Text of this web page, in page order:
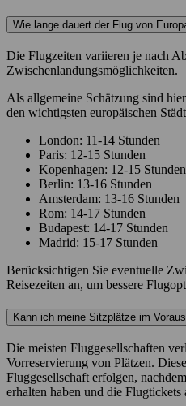
Wie lange dauert der Flug von
Die Flugzeiten variieren je nach
Zwischenlandungsmöglichkeiten.
Als allgemeine Schätzung sind
den wichtigsten europäischen
London: 11-14 Stunden
Paris: 12-15 Stunden
Kopenhagen: 12-15 Stunden
Berlin: 13-16 Stunden
Amsterdam: 13-16 Stunden
Rom: 14-17 Stunden
Budapest: 14-17 Stunden
Madrid: 15-17 Stunden
Berücksichtigen Sie eventuelle
Reisezeiten an, um bessere
Kann ich meine Sitzplätze im
Die meisten Fluggesellschaften
Vorreservierung von Plätzen.
Fluggesellschaft erfolgen,
erhalten haben und die Flugtickets